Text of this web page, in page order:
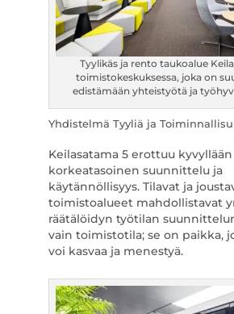
Tyylikäs ja rento taukoalue
toimistokeskuksessa, joka on
edistämään yhteistyötä ja
Yhdistelmä Tyyliä ja
Keilasatama 5 erottuu
korkeatasoinen suunnittelu ja
käytännöllisyys. Tilavat ja
toimistoalueet mahdollistavat
räätälöidyn työtilan
vain toimistotila; se on paikka,
voi kasvaa ja menestyä.